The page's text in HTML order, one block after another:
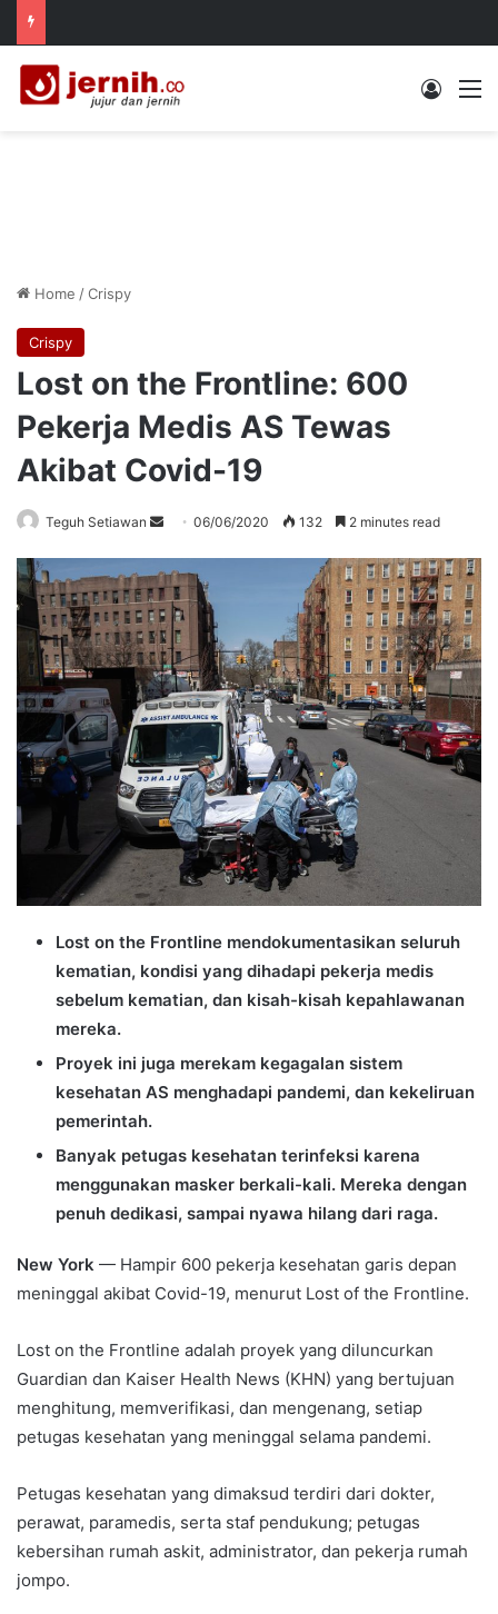
Log In
Home /Crispy
Crispy
Lost on the Frontline: 600
Pekerja Medis AS Tewas
Akibat Covid-19
Teguh Setiawan
Send
email
06/06/2020 132 2 minutes read
Lost on the Frontline mendokumentasikan seluruh
kematian, kondisi yang dihadapi pekerja medis
sebelum kematian, dan kisah-kisah kepahlawanan
mereka.
Proyek ini juga merekam kegagalan sistem
kesehatan AS menghadapi pandemi, dan kekeliruan
pemerintah.
Banyak petugas kesehatan terinfeksi karena
menggunakan masker berkali-kali. Mereka dengan
penuh dedikasi, sampai nyawa hilang dari raga.
New York — Hampir 600 pekerja kesehatan garis depan
meninggal akibat Covid-19, menurut Lost of the Frontline.
Lost on the Frontline adalah proyek yang diluncurkan
Guardian dan Kaiser Health News (KHN) yang bertujuan
menghitung, memverifikasi, dan mengenang, setiap
petugas kesehatan yang meninggal selama pandemi.
Petugas kesehatan yang dimaksud terdiri dari dokter,
perawat, paramedis, serta staf pendukung; petugas
kebersihan rumah askit, administrator, dan pekerja rumah
jompo.